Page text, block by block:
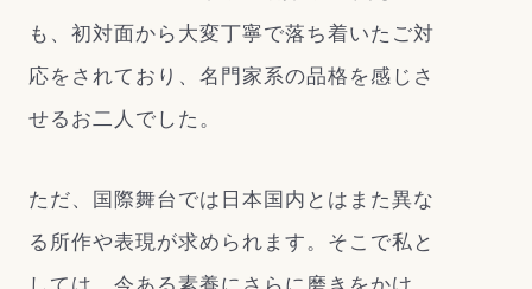
も、初対面から大変丁寧で落ち着いたご対
応をされており、名門家系の品格を感じさ
せるお二人でした。
ただ、国際舞台では日本国内とはまた異な
る所作や表現が求められます。そこで私と
しては、今ある素養にさらに磨きをかけ、